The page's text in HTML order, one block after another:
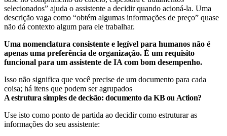
selecionados” ajuda o assistente a decidir quando acioná-la. Uma
descrição vaga como “obtém algumas informações de preço” quase
não dá contexto algum para ele trabalhar.
Uma nomenclatura consistente e legível para humanos não é
apenas uma preferência de organização. É um requisito
funcional para um assistente de IA com bom desempenho.
Isso não significa que você precise de um documento para cada
coisa; há itens que podem ser agrupados
A estrutura simples de decisão: documento da KB ou Action?
Use isto como ponto de partida ao decidir como estruturar as
informações do seu assistente: